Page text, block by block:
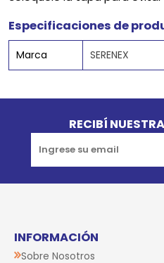
Especificaciones de
Marca SERENEX
RECIBÍ
INFORMACIÓN
Sobre Nosotros